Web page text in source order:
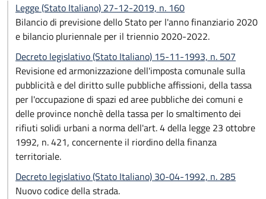
Legge (Stato Italiano) 27-12-2019, n. 160
Bilancio di previsione dello Stato per l'anno finanziario 2020
e bilancio pluriennale per il triennio 2020-2022.
Decreto legislativo (Stato Italiano) 15-11-1993, n. 507
Revisione ed armonizzazione dell'imposta comunale sulla
pubblicità e del diritto sulle pubbliche affissioni, della tassa
per l'occupazione di spazi ed aree pubbliche dei comuni e
delle province nonchè della tassa per lo smaltimento dei
rifiuti solidi urbani a norma dell'art. 4 della legge 23 ottobre
1992, n. 421, concernente il riordino della finanza
territoriale.
Decreto legislativo (Stato Italiano) 30-04-1992, n. 285
Nuovo codice della strada.